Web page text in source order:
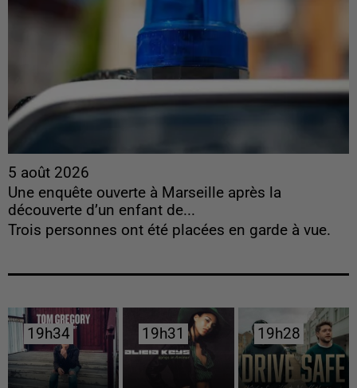
5 août 2026
Une enquête ouverte à Marseille après la
découverte d’un enfant de...
Trois personnes ont été placées en garde à vue.
19h34
19h34 19h31
19h31 19h28
19h28